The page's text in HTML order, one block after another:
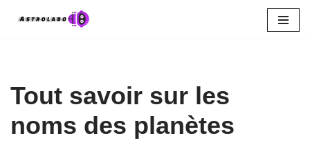
Tout savoir sur les
noms des planètes